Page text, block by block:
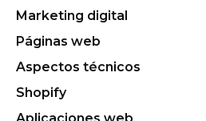
Marketing digital
Páginas web
Aspectos técnicos
Shopify